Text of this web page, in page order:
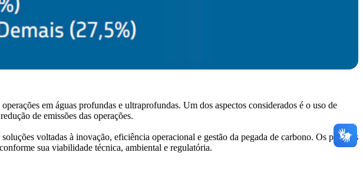
em águas profundas e ultraprofundas. Um dos aspectos considerados é o uso de
de emissões das operações.
voltadas à inovação, eficiência operacional e gestão da pegada de carbono. Os projetos
sua viabilidade técnica, ambiental e regulatória.